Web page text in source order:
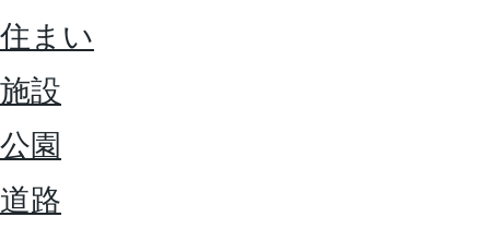
住まい
施設
公園
道路